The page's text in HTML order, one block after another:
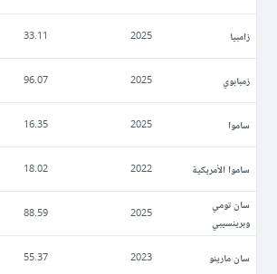
زامبيا 2025
33.11
زمبابوي 2025
96.07
ساموا 2025
16.35
ساموا الأمريكية 2022
18.02
سان تومي
وبرينسيبي
2025
88.59
سان مارينو 2023
55.37